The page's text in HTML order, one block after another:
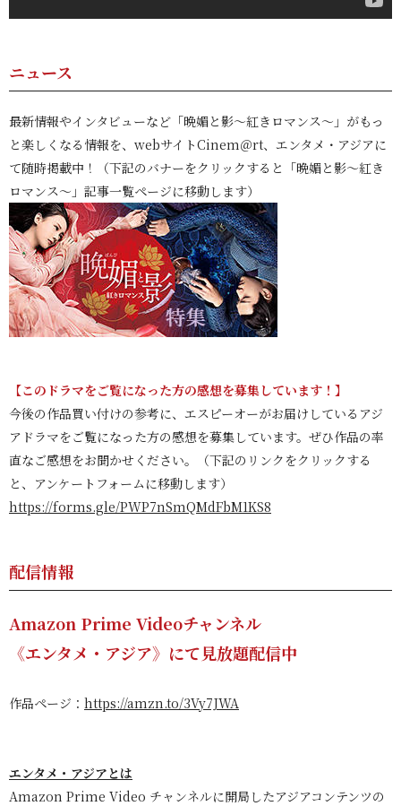
ニュース
最新情報やインタビューなど「晩媚と影～紅きロマンス～」がもっ
と楽しくなる情報を、webサイトCinem＠rt、エンタメ・アジアに
て随時掲載中！（下記のバナーをクリックすると「晩媚と影～紅き
ロマンス～」記事一覧ページに移動します）
【このドラマをご覧になった方の感想を募集しています！】
今後の作品買い付けの参考に、エスピーオーがお届けしているアジ
アドラマをご覧になった方の感想を募集しています。ぜひ作品の率
直なご感想をお聞かせください。（下記のリンクをクリックする
と、アンケートフォームに移動します）
https://forms.gle/PWP7nSmQMdFbM1KS8
配信情報
Amazon Prime Videoチャンネル
《エンタメ・アジア》にて見放題配信中
作品ページ： https://amzn.to/3Vy7JWA
エンタメ・アジアとは
Amazon Prime Video チャンネルに開局したアジアコンテンツの